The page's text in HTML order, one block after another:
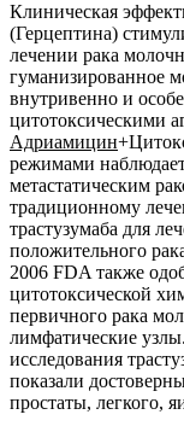
Клиническая
(Герцептина)
лечении рака
гуманизированное
внутривенно и
цитотоксическими
Адриамицин
режимами
метастатическим
традиционному
трастузумаба для
положительного
2006 FDA также
цитотоксической
первичного рака
лимфатические
исследования
показали
простаты, легкого,